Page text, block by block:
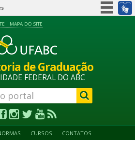
Information access
Legislation
MAPA DO SITE
de Graduação
FEDERAL DO ABC
CURSOS CONTATOS